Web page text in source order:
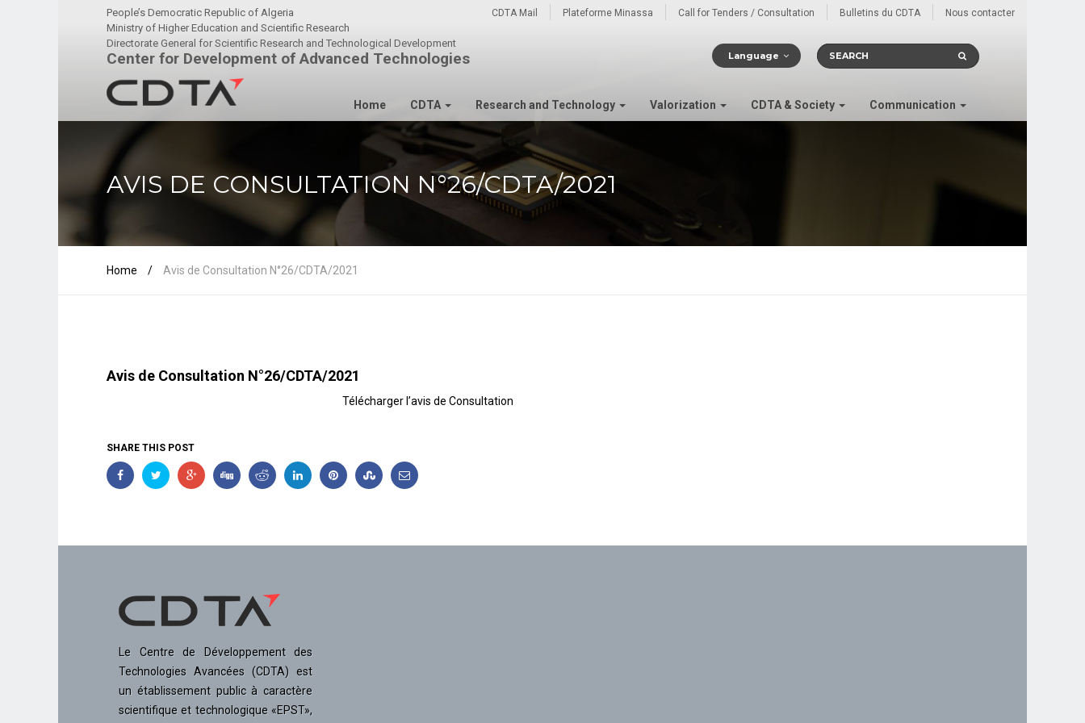
Nous contacter
Bulletins du CDTA
Call for Tenders / Consultation
Plateforme Minassa
CDTA Mail
Language
People’s Democratic Republic of Algeria
Ministry of Higher Education and Scientific Research
Directorate General for Scientific Research and Technological Development
Center for Development of Advanced Technologies
Home CDTA Research and Technology Valorization CDTA & Society Communication
AVIS DE CONSULTATION N°26/CDTA/2021
Home / Avis de Consultation N°26/CDTA/2021
Avis de Consultation N°26/CDTA/2021
Télécharger l’avis de Consultation
SHARE THIS POST
Le Centre de Développement des
Technologies Avancées (CDTA) est
un établissement public à caractère
scientifique et technologique «EPST»,